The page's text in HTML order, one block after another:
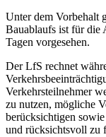
Unter dem Vorbehalt
Bauablaufs ist für die
Tagen vorgesehen.
Der LfS rechnet
Verkehrsteilnehmer
zu nutzen, mögliche
berücksichtigen
und rücksichtsvoll zu